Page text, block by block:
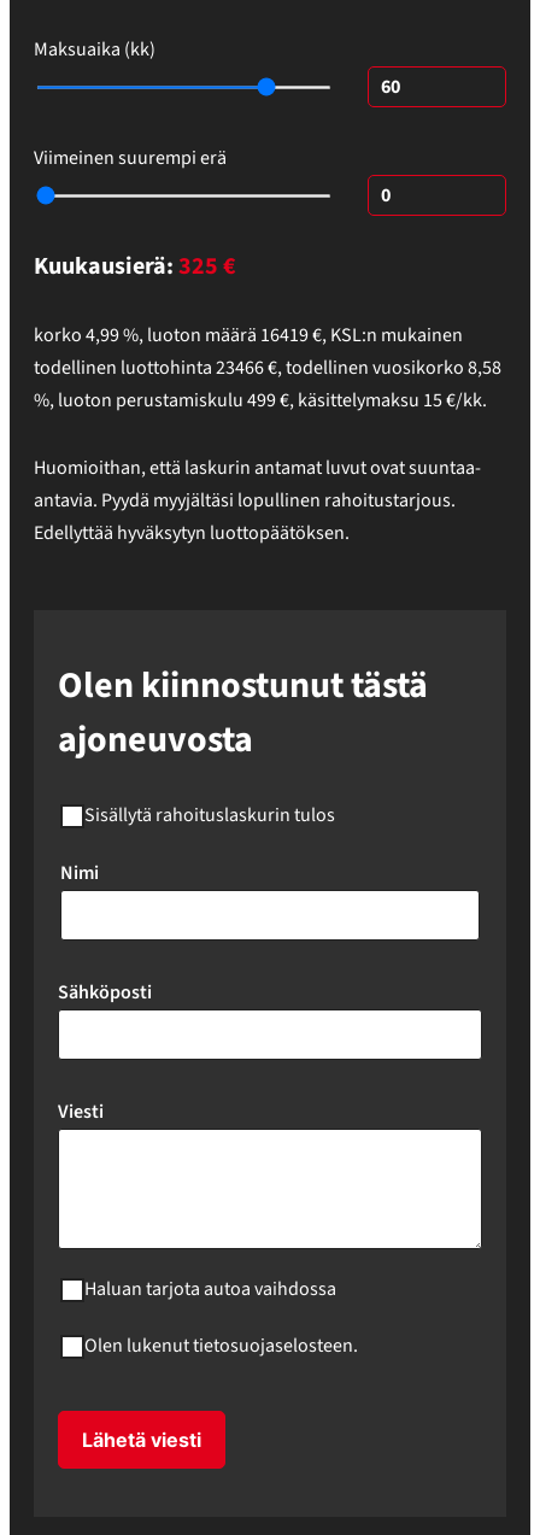
Maksuaika (kk)
Viimeinen suurempi erä
Kuukausierä:325€
korko4,99%,luoton määrä 16419€,KSL:n mukainen
todellinen luottohinta23466€,todellinen vuosikorko8,58
%, luoton perustamiskulu499€, käsittelymaksu 15€/kk.
Huomioithan, että laskurin antamat luvut ovat suuntaa-
antavia. Pyydä myyjältäsi lopullinen rahoitustarjous.
Edellyttää hyväksytyn luottopäätöksen.
Olen kiinnostunut tästä
ajoneuvosta
Sisällytä rahoituslaskurin tulos
Nimi
Sähköposti
Viesti
Haluan tarjota autoa vaihdossa
Olen lukenut tietosuojaselosteen.
Lähetä viesti